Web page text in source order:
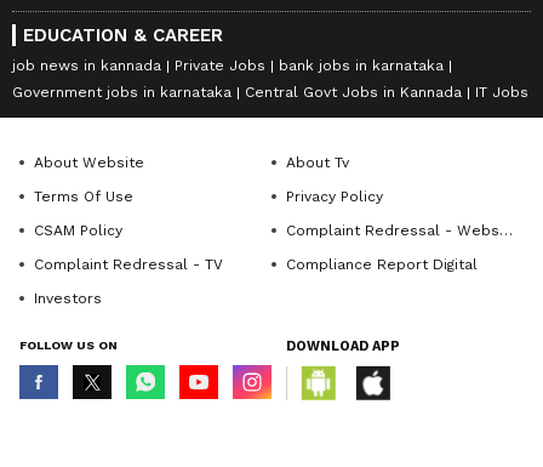
EDUCATION & CAREER
job news in kannada Private Jobs
bank jobs in karnataka
Government jobs in karnataka
Central Govt Jobs in Kannada IT Jobs
About Website
About Tv
Terms Of Use
Privacy Policy
CSAM Policy
Complaint Redressal - Website
Complaint Redressal - TV
Compliance Report Digital
Investors
FOLLOW US ON DOWNLOAD APP